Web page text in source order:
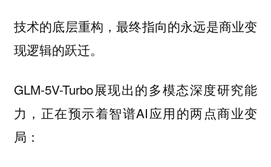
技术的底层重构，最终指向的永远是商业变
现逻辑的跃迁。
GLM-5V-Turbo展现出的多模态深度研究能
力，正在预示着智谱AI应用的两点商业变
局：